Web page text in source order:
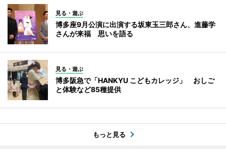
見る・遊ぶ
博多座9月公演に出演する坂東玉三郎さん、進藤学
さんが来福 思いを語る
見る・遊ぶ
博多阪急で「HANKYU こどもカレッジ」 おしご
と体験など85種提供
もっと見る